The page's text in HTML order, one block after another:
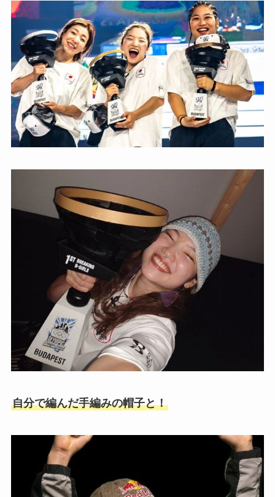
自分で編んだ手編みの帽子と！